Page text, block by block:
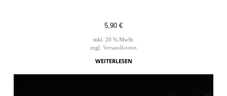
5,90 €
inkl. 20 % MwSt.
zzgl. Versandkosten
WEITERLESEN